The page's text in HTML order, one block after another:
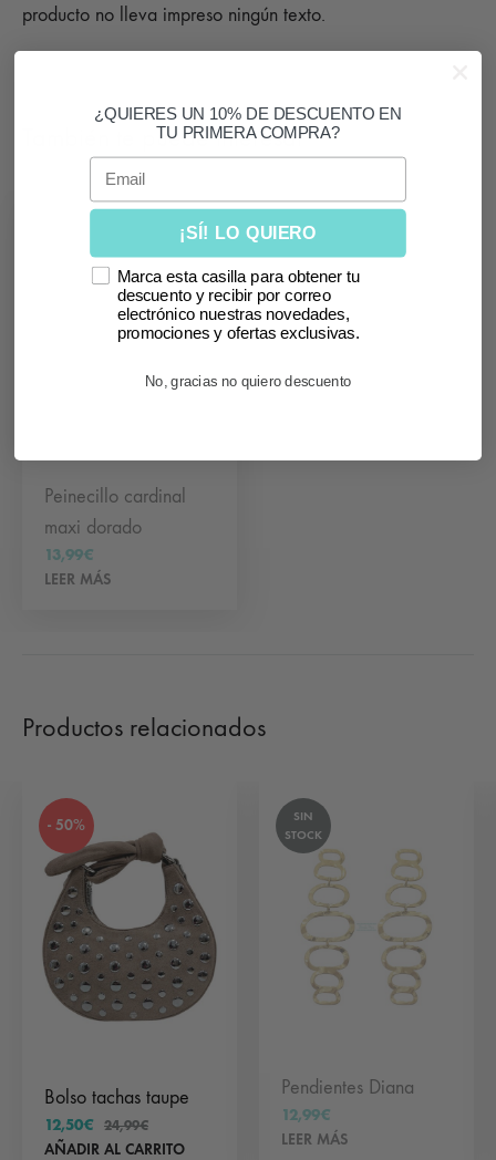
producto no lleva impreso ningún texto.
También te puede interesar
Peinecillo cardinal
maxi dorado
13,99€
LEER MÁS
Productos relacionados
- 50%
Bolso tachas taupe
12,50€ 24,99€
AÑADIR AL CARRITO
SIN
STOCK
Pendientes Diana
12,99€
LEER MÁS
¿QUIERES UN 10% DE DESCUENTO EN
TU PRIMERA COMPRA?
Email
¡SÍ! LO QUIERO
Marca esta casilla para obtener tu
descuento y recibir por correo
electrónico nuestras novedades,
promociones y ofertas exclusivas.
No, gracias no quiero descuento